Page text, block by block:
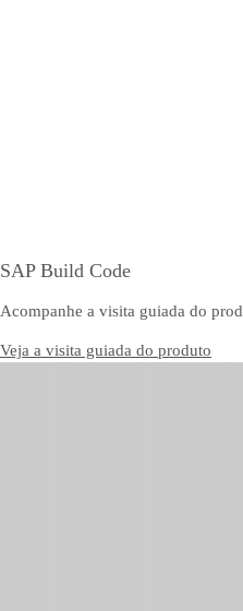
SAP Build Code
Acompanhe a visita guiada do
Veja a visita guiada do produto